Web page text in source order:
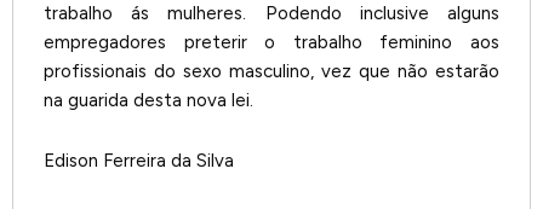
trabalho ás mulheres. Podendo inclusive alguns
empregadores preterir o trabalho feminino aos
profissionais do sexo masculino, vez que não estarão
na guarida desta nova lei.
Edison Ferreira da Silva